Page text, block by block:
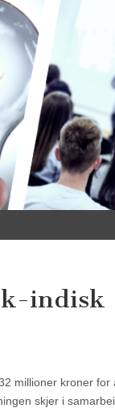
indisk
millioner kroner
skjer i